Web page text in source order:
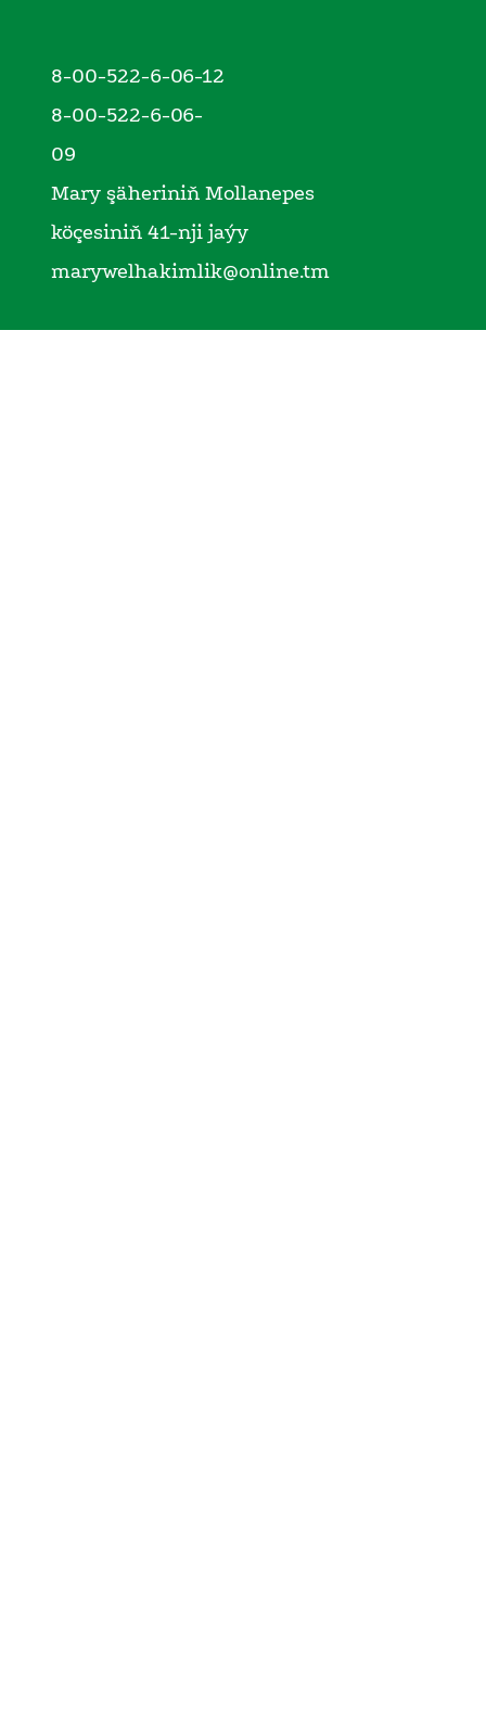
8-00-522-6-06-12
8-00-522-6-06-
09
Mary şäheriniň Mollanepes
köçesiniň 41-nji jaýy
marywelhakimlik@online.tm